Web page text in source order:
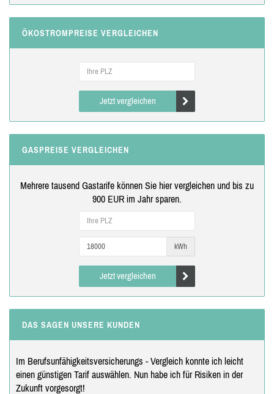
ÖKOSTROMPREISE VERGLEICHEN
Jetzt vergleichen
GASPREISE VERGLEICHEN
Mehrere tausend Gastarife können Sie hier vergleichen und bis zu
900 EUR im Jahr sparen.
kWh
Jetzt vergleichen
DAS SAGEN UNSERE KUNDEN
Im Berufsunfähigkeitsversicherungs - Vergleich konnte ich leicht
einen günstigen Tarif auswählen. Nun habe ich für Risiken in der
Zukunft vorgesorgt!